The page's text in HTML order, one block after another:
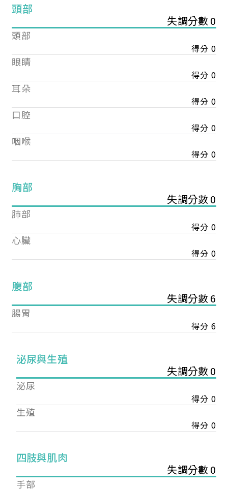
頭部
失調分數 0
頭部
得分 0
眼睛
得分 0
耳朵
得分 0
口腔
得分 0
咽喉
得分 0
胸部
失調分數 0
肺部
得分 0
心臟
得分 0
腹部
失調分數 6
腸胃
得分 6
泌尿與生殖
失調分數 0
泌尿
得分 0
生殖
得分 0
四肢與肌肉
失調分數 0
手部
您已成功送出會員申請
您好，您的會員申請，已成功送出，經本協會理事